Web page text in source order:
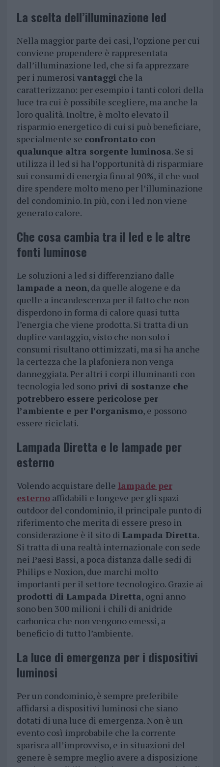
La scelta dell’illuminazione led
Nella maggior parte dei casi, l’opzione per cui
conviene propendere è rappresentata
dall’illuminazione led, che si fa apprezzare
per i numerosi vantaggi che la
caratterizzano: per esempio i tanti colori della
luce tra cui è possibile scegliere, ma anche la
loro qualità. Inoltre, è molto elevato il
risparmio energetico di cui si può beneficiare,
specialmente se confrontato con
qualunque altra sorgente luminosa. Se si
utilizza il led si ha l’opportunità di risparmiare
sui consumi di energia fino al 90%, il che vuol
dire spendere molto meno per l’illuminazione
del condominio. In più, con i led non viene
generato calore.
Che cosa cambia tra il led e le altre
fonti luminose
Le soluzioni a led si differenziano dalle
lampade a neon, da quelle alogene e da
quelle a incandescenza per il fatto che non
disperdono in forma di calore quasi tutta
l’energia che viene prodotta. Si tratta di un
duplice vantaggio, visto che non solo i
consumi risultano ottimizzati, ma si ha anche
la certezza che la plafoniera non venga
danneggiata. Per altri i corpi illuminanti con
tecnologia led sono privi di sostanze che
potrebbero essere pericolose per
l’ambiente e per l’organismo, e possono
essere riciclati.
Lampada Diretta e le lampade per
esterno
Volendo acquistare delle lampade per
esternoaffidabili e longeve per gli spazi
outdoor del condominio, il principale punto di
riferimento che merita di essere preso in
considerazione è il sito di Lampada Diretta.
Si tratta di una realtà internazionale con sede
nei Paesi Bassi, a poca distanza dalle sedi di
Philips e Noxion, due marchi molto
importanti per il settore tecnologico. Grazie ai
prodotti di Lampada Diretta, ogni anno
sono ben 300 milioni i chili di anidride
carbonica che non vengono emessi, a
beneficio di tutto l’ambiente.
La luce di emergenza per i dispositivi
luminosi
Per un condominio, è sempre preferibile
affidarsi a dispositivi luminosi che siano
dotati di una luce di emergenza. Non è un
evento così improbabile che la corrente
sparisca all’improvviso, e in situazioni del
genere è sempre meglio avere a disposizione